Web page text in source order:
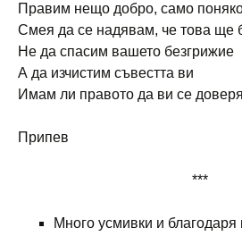
Правим нещо добро, само
Смея да се надявам, че това ще
Не да спасим вашето безгрижие
А да изчистим съвестта ви
Имам ли правото да ви се доверя
Припев
***
Много усмивки и